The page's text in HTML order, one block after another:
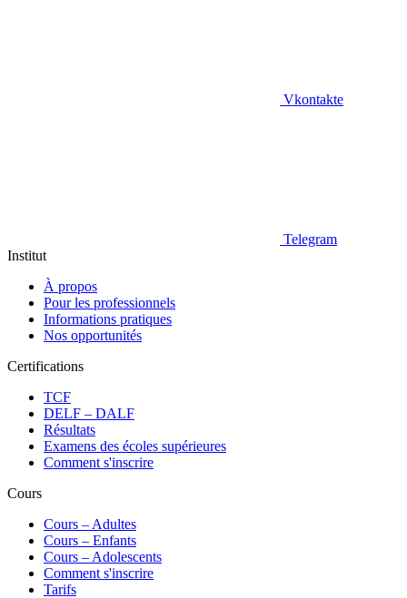
Vkontakte
Telegram
Institut
À propos
Pour les professionnels
Informations pratiques
Nos opportunités
Certifications
TCF
DELF – DALF
Résultats
Examens des écoles supérieures
Comment s'inscrire
Cours
Сours – Adultes
Cours – Enfants
Cours – Adolescents
Comment s'inscrire
Tarifs